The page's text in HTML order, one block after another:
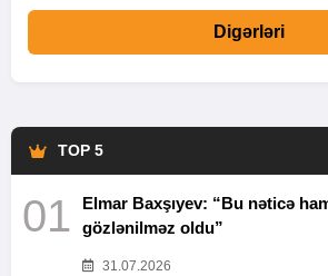
Digərləri
TOP 5
01
Elmar Baxşıyev: “Bu nəticə
gözlənilməz oldu”
31.07.2026